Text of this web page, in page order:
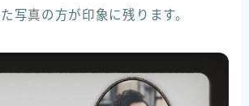
写真の方が印象に残ります。